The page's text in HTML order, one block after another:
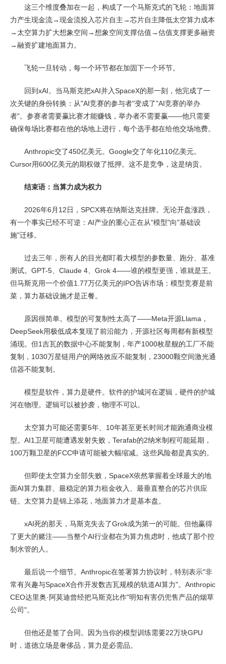
这三个维度叠加在一起，构成了一个马斯克式的飞轮：地面算
力产生现金流→现金流投入芯片自主→芯片自主降低太空算力成本
→太空算力扩大想象空间→想象空间支撑估值→估值支撑更多融资
→融资扩建地面算力。
飞轮一旦转动，每一个环节都在加固下一个环节。
回到xAI。当马斯克把xAI并入SpaceX的那一刻，他完成了一
次关键的身份转换：从"AI竞赛的参与者"变成了"AI竞赛的举办
者"。参赛者需要赢比赛才能赚钱，举办者不需要赢——他只需要
确保每场比赛都在他的场地上进行，每个选手都在给他交场地费。
Anthropic交了450亿美元。Google交了年化110亿美元。
Cursor用600亿美元的期权做了抵押。这不是竞争，这是纳贡。
结束语：当算力成为权力
2026年6月12日，SPCX将在纳斯达克挂牌。无论开盘涨跌，
有一个事实已经不可逆：AI产业的重心正在从"模型"向"基础设
施"迁移。
过去三年，所有人的目光都盯着大模型的参数量、跑分、基准
测试。GPT-5、Claude 4、Grok 4——谁的模型更强，谁就是王。
但马斯克用一个价值1.77万亿美元的IPO告诉市场：模型竞赛是前
菜，算力基础设施才是正餐。
原因很简单。模型的可复制性太高了——Meta开源Llama，
DeepSeek用极低成本复现了前沿能力，开源社区每周都有新模型
涌现。但1吉瓦的数据中心不能复制，年产1000枚星舰的工厂不能
复制，1030万星链用户的网络效应不能复制，23000颗空间激光通
信器不能复制。
模型是软件，算力是硬件。软件的护城河在逻辑，硬件的护城
河在物理。逻辑可以被抄袭，物理不可以。
太空算力可能还需要5年、10年甚至更长时间才能跑通商业模
型。AI1卫星可能遭遇发射失败，Terafab的2纳米制程可能延期，
100万颗卫星的FCC申请可能被大幅缩减。这些风险都是真实的。
但即使太空算力全部失败，SpaceX依然掌握着全球最大的地
面AI算力集群、最稳定的算力租金收入、最垂直整合的芯片供应
链。太空算力是锦上添花，地面算力才是基本盘。
xAI死的那天，马斯克失去了Grok成为第一的可能。但他赢得
了更大的赌注——当整个AI行业都在为算力焦虑时，他成了那个控
制水管的人。
最后说一个细节。Anthropic在签署算力协议时，特别表示"非
常有兴趣与SpaceX合作开发数吉瓦规模的轨道AI算力"。Anthropic
CEO达里奥·阿莫迪曾经把马斯克比作"明知有害仍兜售产品的烟草
公司"。
但他还是签了合同。因为当你的模型训练需要22万块GPU
时，道德立场是奢侈品，算力是必需品。